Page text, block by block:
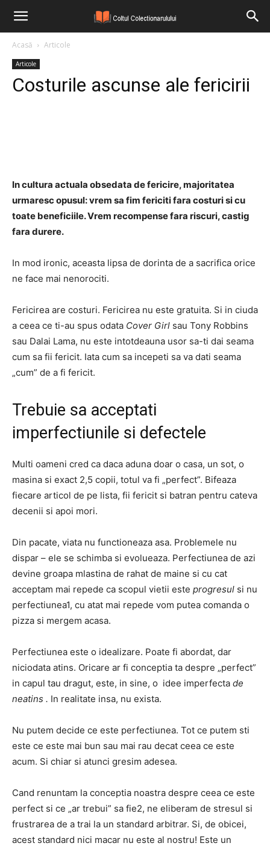
Acasă Articole
Articole
Costurile ascunse ale fericirii
In cultura actuala obsedata de fericire, majoritatea
urmaresc opusul: vrem sa fim fericiti fara costuri si cu
toate beneficiile. Vrem recompense fara riscuri, castig
fara durere.
In mod ironic, aceasta lipsa de dorinta de a sacrifica orice
ne face mai nenorociti.
Fericirea are costuri. Fericirea nu este gratuita. Si in ciuda
a ceea ce ti-au spus odata Cover Girl sau Tony Robbins
sau Dalai Lama, nu este intotdeauna usor sa-ti dai seama
cum sa fii fericit. Iata cum sa incepeti sa va dati seama
„cum” de a fi fericit.
Trebuie sa acceptati
imperfectiunile si defectele
Multi oameni cred ca daca aduna doar o casa, un sot, o
masina si exact 2,5 copii, totul va fi „perfect”. Bifeaza
fiecare articol de pe lista, fii fericit si batran pentru cateva
decenii si apoi mori.
Din pacate, viata nu functioneaza asa. Problemele nu
dispar – ele se schimba si evolueaza. Perfectiunea de azi
devine groapa mlastina de rahat de maine si cu cat
acceptam mai repede ca scopul vietii este progresul si nu
perfectiunea1, cu atat mai repede vom putea comanda o
pizza si mergem acasa.
Perfectiunea este o idealizare. Poate fi abordat, dar
niciodata atins. Oricare ar fi conceptia ta despre „perfect”
in capul tau dragut, este, in sine, o idee imperfecta de
neatins . In realitate insa, nu exista.
Nu putem decide ce este perfectiunea. Tot ce putem sti
este ce este mai bun sau mai rau decat ceea ce este
acum. Si chiar si atunci gresim adesea.
Cand renuntam la conceptia noastra despre ceea ce este
perfect si ce „ar trebui” sa fie2, ne eliberam de stresul si
frustrarea de a trai la un standard arbitrar. Si, de obicei,
acest standard nici macar nu este al nostru! Este un